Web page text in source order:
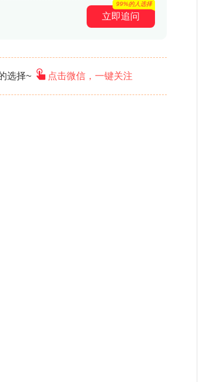
立即追问
99%的人选择
选择~ 点击微信，一键关注